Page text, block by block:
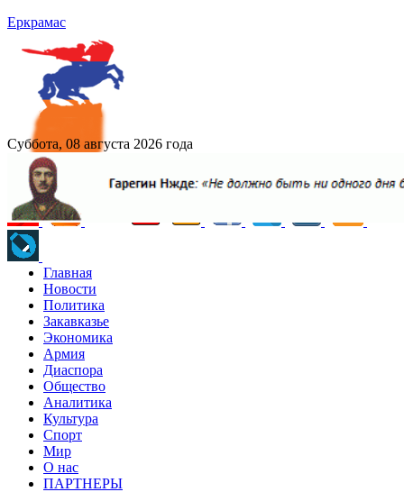
Еркрамас
Суббота, 08 августа 2026 года
Главная
Новости
Политика
Закавказье
Экономика
Армия
Диаспора
Общество
Аналитика
Культура
Спорт
Мир
О нас
ПАРТНЕРЫ